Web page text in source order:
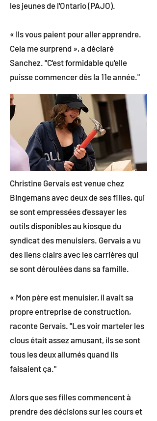
les jeunes de l'Ontario (PAJO).
« Ils vous paient pour aller apprendre.
Cela me surprend », a déclaré
Sanchez. "C'est formidable qu'elle
puisse commencer dès la 11e année."
Christine Gervais est venue chez
Bingemans avec deux de ses filles, qui
se sont empressées d'essayer les
outils disponibles au kiosque du
syndicat des menuisiers. Gervais a vu
des liens clairs avec les carrières qui
se sont déroulées dans sa famille.
« Mon père est menuisier, il avait sa
propre entreprise de construction,
raconte Gervais. "Les voir marteler les
clous était assez amusant, ils se sont
tous les deux allumés quand ils
faisaient ça."
Alors que ses filles commencent à
prendre des décisions sur les cours et